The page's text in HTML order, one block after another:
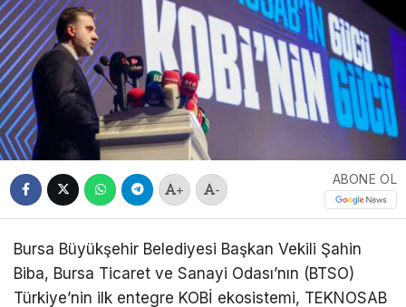
+ -
ABONE OL
Bursa Büyükşehir Belediyesi Başkan Vekili Şahin
Biba, Bursa Ticaret ve Sanayi Odası’nın (BTSO)
Türkiye’nin ilk entegre KOBİ ekosistemi, TEKNOSAB